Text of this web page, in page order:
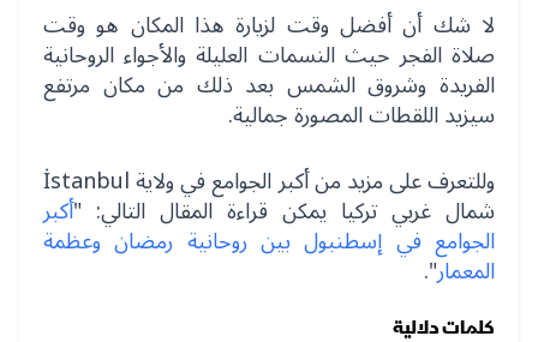
لا شك أن أفضل وقت لزيارة هذا المكان هو وقت
صلاة الفجر حيث النسمات العليلة والأجواء الروحانية
الفريدة وشروق الشمس بعد ذلك من مكان مرتفع
سيزيد اللقطات المصورة جمالية.
وللتعرف على مزيد من أكبر الجوامع في ولاية İstanbul
شمال غربي تركيا يمكن قراءة المقال التالي: "أكبر
الجوامع في إسطنبول بين روحانية رمضان وعظمة
المعمار".
كلمات دلالية